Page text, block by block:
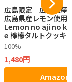
広島限定 広島土
広島県産レモン使
Lemon no aji no
e 檸檬タルトクッ
個
100%
1,480円
Amazon